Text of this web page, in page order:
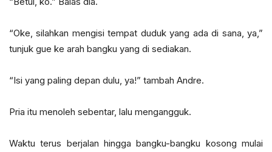
“Oke, silahkan mengisi tempat duduk yang ada di sana, ya,”
tunjuk gue ke arah bangku yang di sediakan.
“Isi yang paling depan dulu, ya!” tambah Andre.
Pria itu menoleh sebentar, lalu mengangguk.
Waktu terus berjalan hingga bangku-bangku kosong mulai